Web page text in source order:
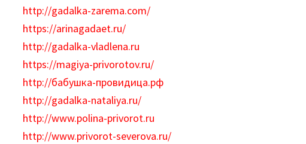
http://gadalka-zarema.com/
https://arinagadaet.ru/
http://gadalka-vladlena.ru
https://magiya-privorotov.ru/
http://бабушка-провидица.рф
http://gadalka-nataliya.ru/
http://www.polina-privorot.ru
http://www.privorot-severova.ru/